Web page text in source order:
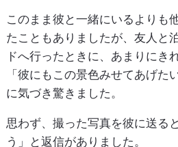
このまま彼と一緒にいるよりも
たこともありましたが、友人と
ドへ行ったときに、あまりにき
「彼にもこの景色みせてあげた
に気づき驚きました。
思わず、撮った写真を彼に送る
う」と返信がありました。